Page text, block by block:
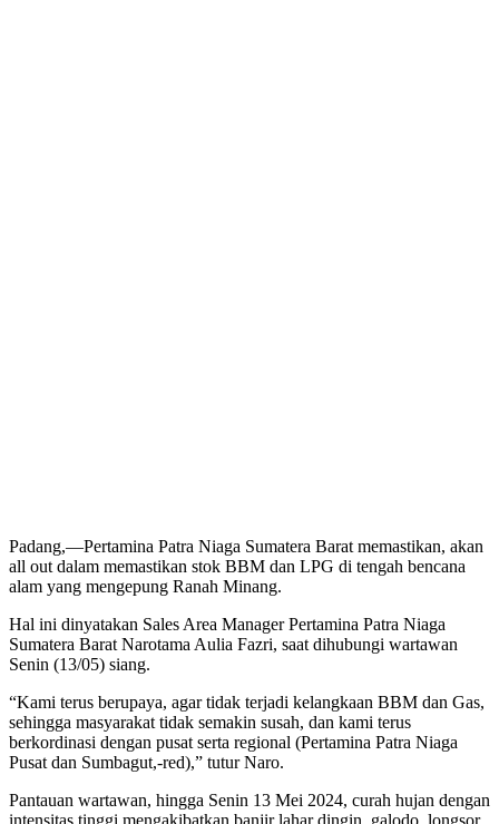
Padang,—Pertamina Patra Niaga Sumatera Barat memastikan, akan
all out dalam memastikan stok BBM dan LPG di tengah bencana
alam yang mengepung Ranah Minang.
Hal ini dinyatakan Sales Area Manager Pertamina Patra Niaga
Sumatera Barat Narotama Aulia Fazri, saat dihubungi wartawan
Senin (13/05) siang.
“Kami terus berupaya, agar tidak terjadi kelangkaan BBM dan Gas,
sehingga masyarakat tidak semakin susah, dan kami terus
berkordinasi dengan pusat serta regional (Pertamina Patra Niaga
Pusat dan Sumbagut,-red),” tutur Naro.
Pantauan wartawan, hingga Senin 13 Mei 2024, curah hujan dengan
intensitas tinggi mengakibatkan banjir lahar dingin, galodo, longsor,